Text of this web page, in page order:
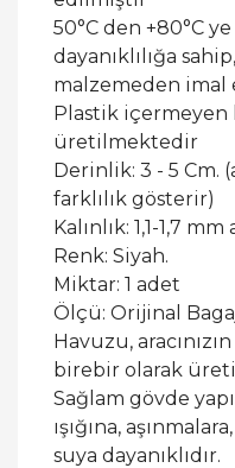
50°C den +80°C
dayanıklılığa
malzemeden
Plastik içermeyen
üretilmektedir
Derinlik: 3 - 5 Cm.
farklılık gösterir)
Kalınlık: 1,1-1,7 mm
Renk: Siyah.
Miktar: 1 adet
Ölçü: Orijinal
Havuzu,
birebir olarak
Sağlam gövde
ışığına,
suya dayanıklıdır.